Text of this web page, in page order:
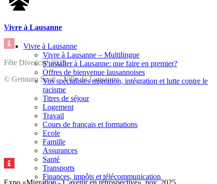
Fête Diver'cité 2025
© Gennaro Scott – Ville de Lausanne
Expo «Migration - L'avenir en rétrospective», nov. 2025
Vivre à Lausanne
Vivre à Lausanne
Vivre à Lausanne – Multilingue
S'installer à Lausanne: que faire en premier?
Offres de bienvenue lausannoises
Vos spécialistes migration, intégration et lutte contre le
racisme
Titres de séjour
Logement
Travail
Cours de français et formations
Ecole
Famille
Assurances
Santé
Transports
Finances, impôts et télécommunication